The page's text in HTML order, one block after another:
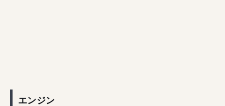
エンジン